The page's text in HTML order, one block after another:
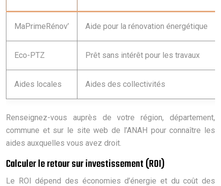
MaPrimeRénov’ Aide pour la rénovation énergétique
Eco-PTZ Prêt sans intérêt pour les travaux
Aides locales Aides des collectivités
Renseignez-vous auprès de votre région, département,
commune et sur le site web de l’ANAH pour connaître les
aides auxquelles vous avez droit.
Calculer le retour sur investissement (ROI)
Le ROI dépend des économies d’énergie et du coût des